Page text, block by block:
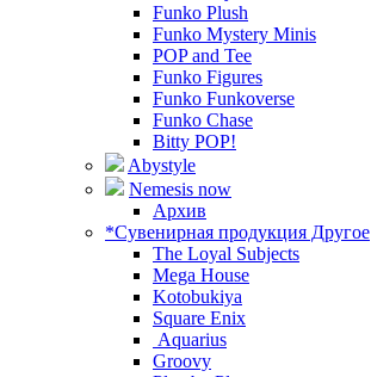
Funko Plush
Funko Mystery Minis
POP and Tee
Funko Figures
Funko Funkoverse
Funko Chase
Bitty POP!
Abystyle
Nemesis now
Архив
*Сувенирная продукция Другое
The Loyal Subjects
Mega House
Kotobukiya
Square Enix
Aquarius
Groovy